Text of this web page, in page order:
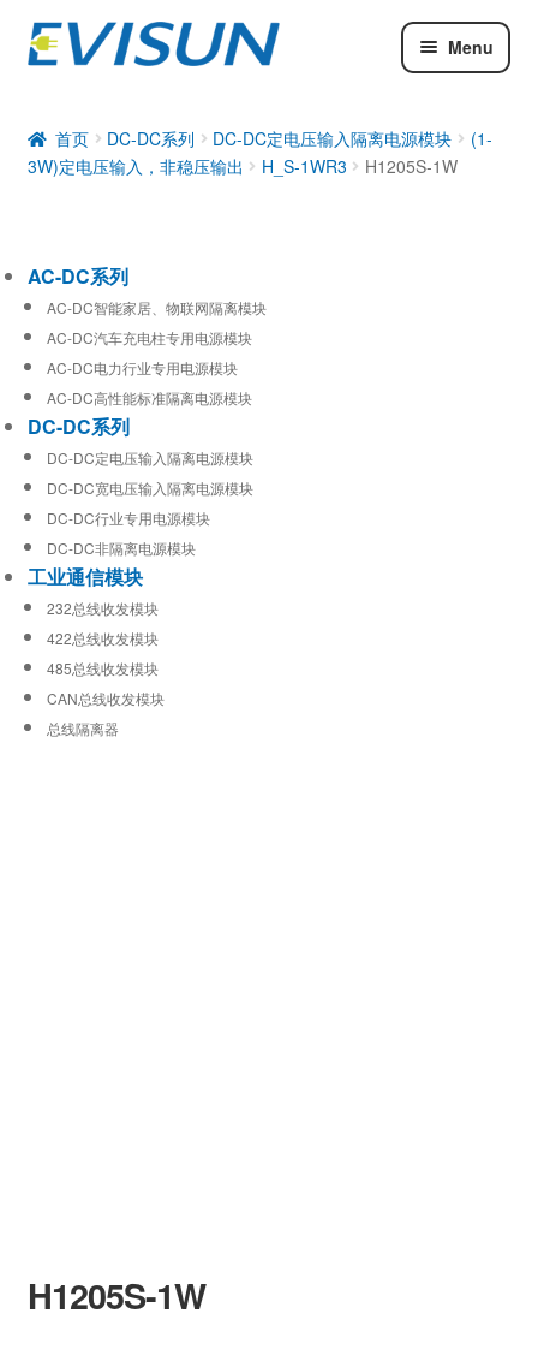
Menu
DC-DC系列
工业通信模块
首页 DC-DC系列 DC-DC定电压输入隔离电源模块
(1-
3W)定电压输入，非稳压输出
H_S-1WR3 H1205S-1W
H1205S-1W
AC-DC系列
AC-DC智能家居、物联网隔离模块
AC-DC汽车充电柱专用电源模块
AC-DC电力行业专用电源模块
AC-DC高性能标准隔离电源模块
DC-DC系列
DC-DC定电压输入隔离电源模块
DC-DC宽电压输入隔离电源模块
DC-DC行业专用电源模块
DC-DC非隔离电源模块
工业通信模块
232总线收发模块
422总线收发模块
485总线收发模块
CAN总线收发模块
总线隔离器